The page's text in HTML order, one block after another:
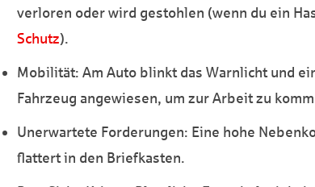
verloren oder wird gestohlen (wenn du ein
Schutz).
Mobilität: Am Auto blinkt das Warnlicht und
Fahrzeug angewiesen, um zur Arbeit zu
Unerwartete Forderungen: Eine hohe
flattert in den Briefkasten.